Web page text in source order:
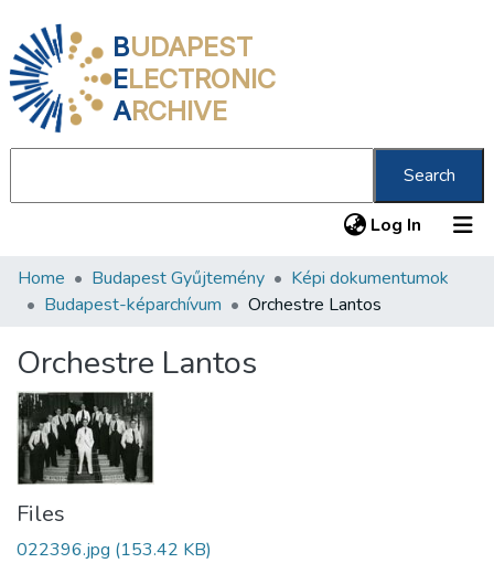
BUDAPEST
ELECTRONIC
ARCHIVE
Search
Log In (current)
Communities & Collections
Statistics
About us
Home Budapest Gyűjtemény
Képi dokumentumok
Budapest-képarchívum
Orchestre Lantos
Orchestre Lantos
Files
022396.jpg (153.42 KB)